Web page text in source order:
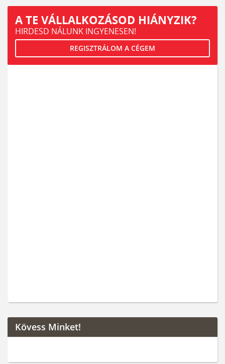
A TE VÁLLALKOZÁSOD HIÁNYZIK?
HIRDESD NÁLUNK INGYENESEN!
REGISZTRÁLOM A CÉGEM
Kövess Minket!